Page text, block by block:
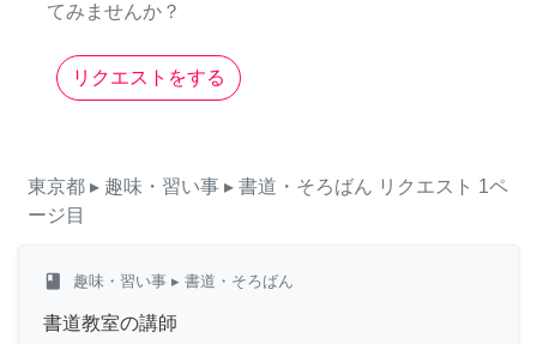
てみませんか？
リクエストをする
東京都 ▸ 趣味・習い事 ▸ 書道・そろばん リクエスト 1ペ
ージ目
class 趣味・習い事 ▸ 書道・そろばん
書道教室の講師